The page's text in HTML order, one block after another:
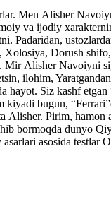
Men Alisher
va ijodiy
Padaridan,
Xolosiya, Dorush
Alisher Navoiyni
ilohim,
hayot. Siz kashf
bugun,
Alisher. Pirim,
bormoqda dunyo
asosida testlar